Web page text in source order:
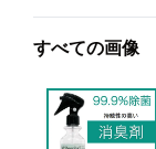
すべての画像